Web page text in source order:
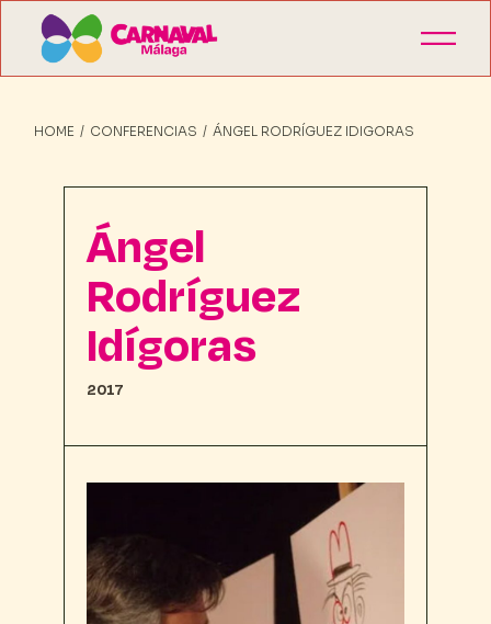
HOME CONFERENCIAS ÁNGEL RODRÍGUEZ IDIGORAS
Ángel
Rodríguez
Idígoras
2017